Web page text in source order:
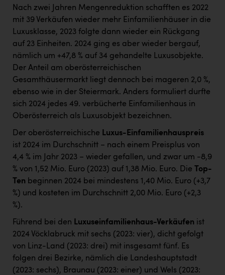
Nach zwei Jahren Mengenreduktion schafften es 2022
mit 39 Verkäufen wieder mehr Einfamilienhäuser in die
Luxusklasse, 2023 folgte dann wieder ein Rückgang
auf 23 Einheiten. 2024 ging es aber wieder bergauf,
nämlich um +47,8 % auf 34 gehandelte Luxusobjekte.
Der Anteil am oberösterreichischen
Gesamthäusermarkt liegt dennoch bei mageren 2,0 %,
ebenso wie in der Steiermark. Anders formuliert durfte
sich 2024 jedes 49. verbücherte Einfamilienhaus in
Oberösterreich als Luxusobjekt bezeichnen.
Der oberösterreichische Luxus-Einfamilienhauspreis
ist 2024 im Durchschnitt − nach einem Preisplus von
4,4 % im Jahr 2023 − wieder gefallen, und zwar um -8,9
% von 1,52 Mio. Euro (2023) auf 1,38 Mio. Euro. Die Top-
Ten beginnen 2024 bei mindestens 1,40 Mio. Euro (+3,7
%) und kosteten im Durchschnitt 2,00 Mio. Euro (+2,3
%).
Führend bei den Luxuseinfamilienhaus-Verkäufen ist
2024 Vöcklabruck mit sechs (2023: vier), dicht gefolgt
von Linz-Land (2023: drei) mit insgesamt fünf. Es
folgen drei Bezirke, nämlich die Landeshauptstadt
(2023: sechs), Braunau (2023: einer) und Wels (2023: